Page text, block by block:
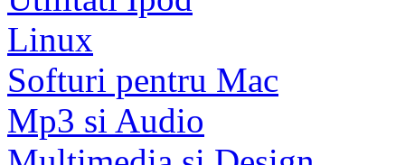
Linux
Softuri pentru Mac
Mp3 si Audio